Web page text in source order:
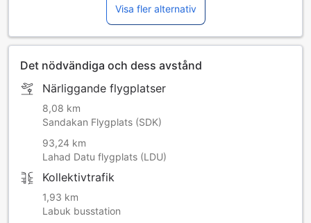
Visa fler alternativ
Det nödvändiga och dess avstånd
Närliggande flygplatser
8,08 km
Sandakan Flygplats (SDK)
93,24 km
Lahad Datu flygplats (LDU)
Kollektivtrafik
1,93 km
Labuk busstation